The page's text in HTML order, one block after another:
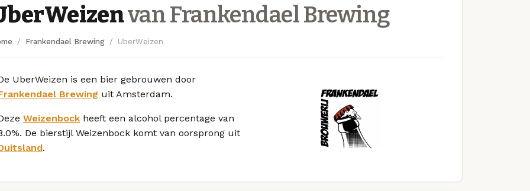
van Frankendael Brewing
Frankendael Brewing UberWeizen
UberWeizen is een bier gebrouwen door
Brewing uit Amsterdam.
Weizenbock heeft een alcohol percentage van
De bierstijl Weizenbock komt van oorsprong uit
.